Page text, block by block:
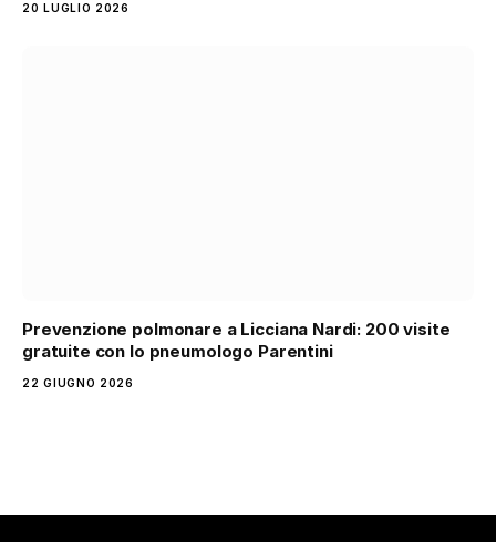
20 LUGLIO 2026
Prevenzione polmonare a Licciana Nardi: 200 visite
gratuite con lo pneumologo Parentini
22 GIUGNO 2026